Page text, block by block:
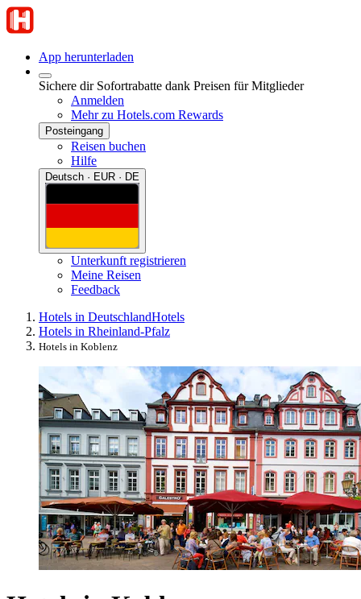
App herunterladen
Sichere dir Sofortrabatte dank Preisen für Mitglieder
Anmelden
Mehr zu Hotels.com Rewards
Posteingang
Reisen buchen
Hilfe
Deutsch · EUR · DE
Unterkunft registrieren
Meine Reisen
Feedback
Hotels in DeutschlandHotels
Hotels in Rheinland-Pfalz
Hotels in Koblenz